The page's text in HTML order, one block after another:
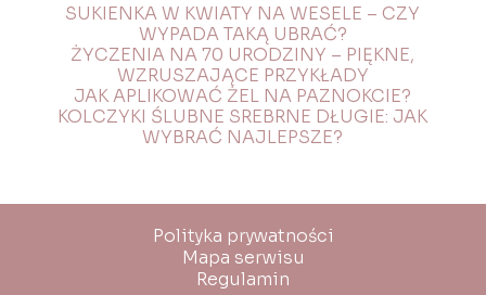
SUKIENKA W KWIATY NA WESELE – CZY
WYPADA TAKĄ UBRAĆ?
ŻYCZENIA NA 70 URODZINY – PIĘKNE,
WZRUSZAJĄCE PRZYKŁADY
JAK APLIKOWAĆ ŻEL NA PAZNOKCIE?
KOLCZYKI ŚLUBNE SREBRNE DŁUGIE: JAK
WYBRAĆ NAJLEPSZE?
Polityka prywatności
Mapa serwisu
Regulamin